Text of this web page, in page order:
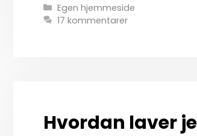
Kategorier
Egen hjemmeside
17 kommentarer
Hvordan laver